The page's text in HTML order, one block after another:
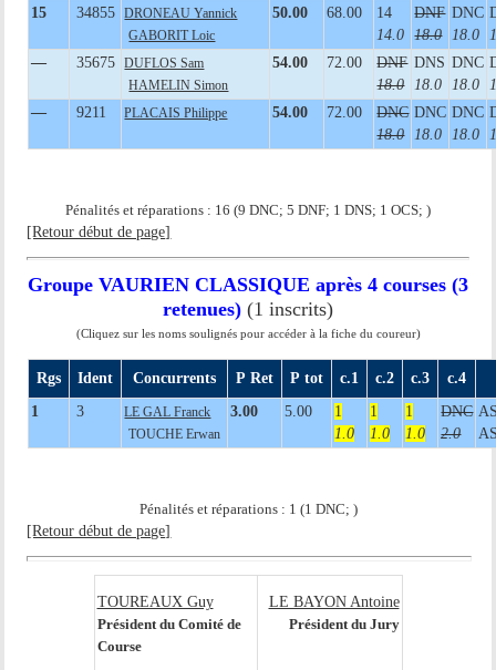
15
34855
DRONEAU Yannick
GABORIT Loic
50.00 68.00
14
14.0
DNF
18.0
DNC
18.0
—
35675
DUFLOS Sam
HAMELIN Simon
54.00 72.00
DNF
18.0
DNS
18.0
DNC
18.0
—
9211 PLACAIS Philippe 54.00 72.00
DNC
18.0
DNC
18.0
DNC
18.0
Pénalités et réparations : 16 (9 DNC; 5 DNF; 1 DNS; 1 OCS; )
[Retour début de page]
Groupe VAURIEN CLASSIQUE après 4 courses (3
retenues) (1 inscrits)
(Cliquez sur les noms soulignés pour accéder à la fiche du coureur)
Rgs Ident Concurrents P Ret P tot c.1 c.2 c.3
c.4
1
3
LE GAL Franck
TOUCHE Erwan
3.00 5.00
1
1.0
1
1.0
1
1.0
DNC
2.0
Pénalités et réparations : 1 (1 DNC; )
[Retour début de page]
TOUREAUX Guy
Président du Comité de
Course
LE BAYON Antoine
Président du Jury